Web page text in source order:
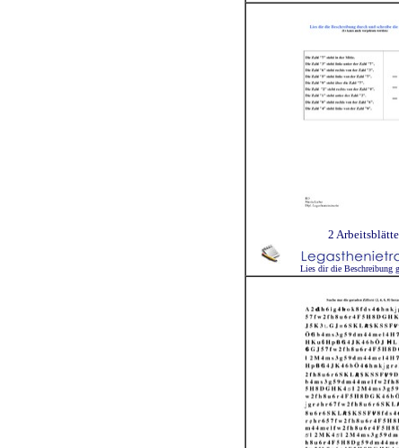
2
Lies dir die Beschreibung